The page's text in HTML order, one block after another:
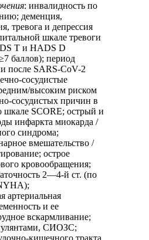
: инвалидность по
деменция,
тревога и депрессия
шкале тревоги
Т и HADS D
баллов); период
после SARS-CoV-2
сосудистые
высоким риском
сосудистых причин в
шкале SCORE; острый и
инфаркта миокарда /
синдрома;
вмешательство /
острое
кровообращения;
2—4-й ст. (по
артериальная
и ее
вскармливание;
СИОЗС;
кишечного тракта